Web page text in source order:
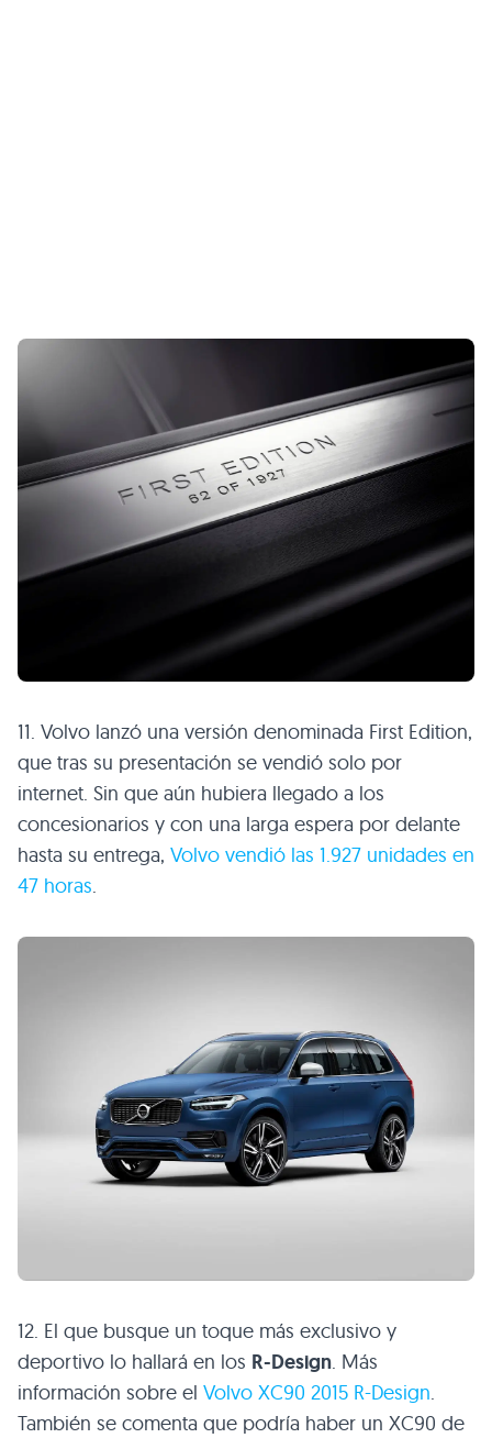
11. Volvo lanzó una versión denominada First Edition,
que tras su presentación se vendió solo por
internet. Sin que aún hubiera llegado a los
concesionarios y con una larga espera por delante
hasta su entrega, Volvo vendió las 1.927 unidades en
47 horas.
12. El que busque un toque más exclusivo y
deportivo lo hallará en los R-Design. Más
información sobre el Volvo XC90 2015 R-Design.
También se comenta que podría haber un XC90 de